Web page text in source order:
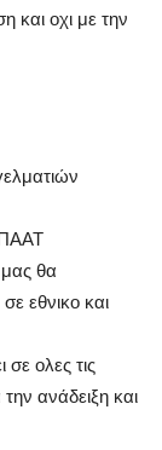
και οχι με την
θα
εθνικο και
ολες τις
ανάδειξη και